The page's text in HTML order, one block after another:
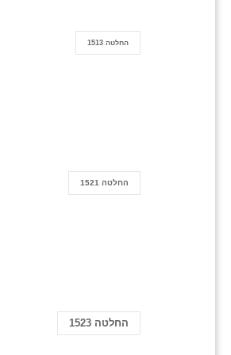
החלטה 1513
החלטה 1521
החלטה 1523